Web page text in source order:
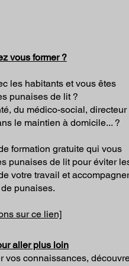
vous former ?
les habitants et vous êtes
punaises de lit ?
du médico-social, directeur
le maintien à domicile... ?
formation gratuite qui vous
punaises de lit pour éviter
votre travail et accompagner
punaises.
sur ce lien]
aller plus loin
vos connaissances,